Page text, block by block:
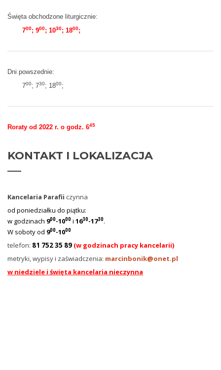
Święta obchodzone liturgicznie:
700; 900; 1030; 1800;
Dni powszednie:
700; 730; 1800;
Roraty od 2022 r. o godz. 645
KONTAKT I LOKALIZACJA
Kancelaria Parafii czynna
od poniedziałku do piątku:
w godzinach 900-1000 i 1630-1730.
W soboty od 900-1000
telefon: 81 752 35 89 (w godzinach pracy kancelarii)
metryki, wypisy i zaświadczenia: marcinbonik@onet.pl
w niedziele i święta kancelaria nieczynna